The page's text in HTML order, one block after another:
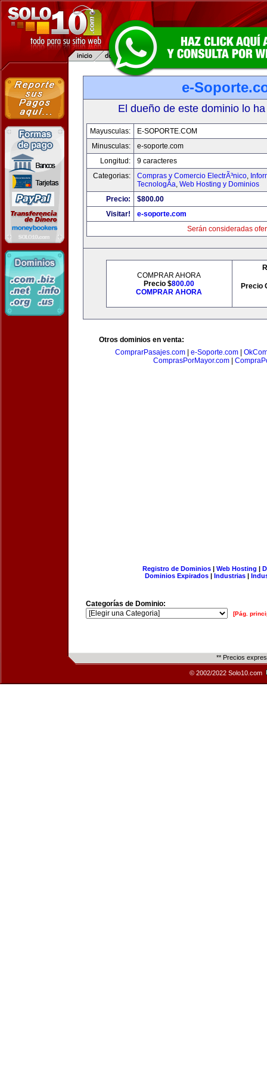
e-
El dueño de este dominio lo
Mayusculas:
E-SOPORTE.COM
Minusculas:
e-soporte.com
Longitud:
9 caracteres
Categorias:
Compras y Comercio ElectrÃ³nico,
TecnologÃ­a, Web Hosting y Dominios
Precio:
$800.00
Visitar!
e-soporte.com
Serán consideradas
COMPRAR AHORA
Precio $800.00
COMPRAR AHORA
Precio
Otros dominios en venta:
ComprarPasajes.com
e-Soporte.com
ComprasPorMayor.com|
Registro de Dominios| Web Hosting |
Dominios Expirados | Industrias |
Categorías de Dominio:
[Pág.
** Precios
© 2002/2022 Solo10.com